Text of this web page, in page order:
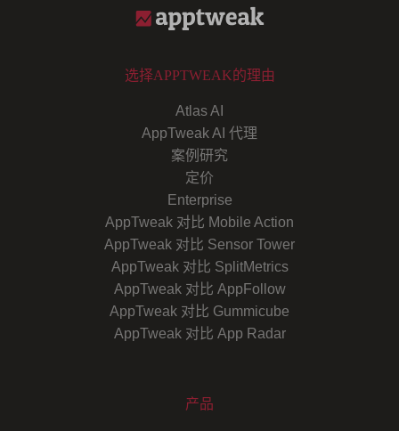
选择APPTWEAK的理由
Atlas AI
AppTweak AI 代理
案例研究
定价
Enterprise
AppTweak 对比 Mobile Action
AppTweak 对比 Sensor Tower
AppTweak 对比 SplitMetrics
AppTweak 对比 AppFollow
AppTweak 对比 Gummicube
AppTweak 对比 App Radar
产品